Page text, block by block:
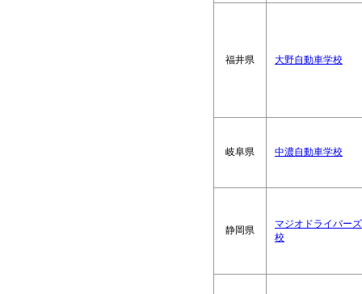
福井県 大野自動車学校
岐阜県 中濃自動車学校
静岡県
マジオドライバー
校